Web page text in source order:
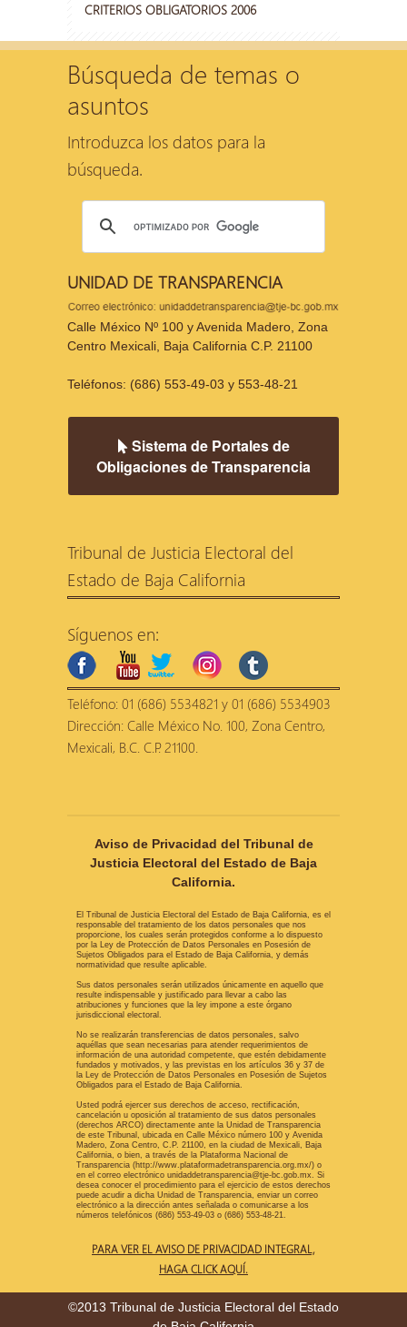
CRITERIOS OBLIGATORIOS 2006
Búsqueda de temas o
asuntos
Introduzca los datos para la
búsqueda.
UNIDAD DE TRANSPARENCIA
Calle México Nº 100 y Avenida Madero, Zona
Centro Mexicali, Baja California C.P. 21100
Teléfonos: (686) 553-49-03 y 553-48-21
Sistema de Portales de
Obligaciones de Transparencia
Tribunal de Justicia Electoral del
Estado de Baja California
Síguenos en:
facebookyoutubetwitter
Teléfono: 01 (686) 5534821 y 01 (686) 5534903
Dirección: Calle México No. 100, Zona Centro,
Mexicali, B.C. C.P. 21100.
Aviso de Privacidad del Tribunal de
Justicia Electoral del Estado de Baja
California.
El Tribunal de Justicia Electoral del Estado de Baja California, es el
responsable del tratamiento de los datos personales que nos
proporcione, los cuales serán protegidos conforme a lo dispuesto
por la Ley de Protección de Datos Personales en Posesión de
Sujetos Obligados para el Estado de Baja California, y demás
normatividad que resulte aplicable.
Sus datos personales serán utilizados únicamente en aquello que
resulte indispensable y justificado para llevar a cabo las
atribuciones y funciones que la ley impone a este órgano
jurisdiccional electoral.
No se realizarán transferencias de datos personales, salvo
aquéllas que sean necesarias para atender requerimientos de
información de una autoridad competente, que estén debidamente
fundados y motivados, y las previstas en los artículos 36 y 37 de
la Ley de Protección de Datos Personales en Posesión de Sujetos
Obligados para el Estado de Baja California.
Usted podrá ejercer sus derechos de acceso, rectificación,
cancelación u oposición al tratamiento de sus datos personales
(derechos ARCO) directamente ante la Unidad de Transparencia
de este Tribunal, ubicada en Calle México número 100 y Avenida
Madero, Zona Centro, C.P. 21100, en la ciudad de Mexicali, Baja
California, o bien, a través de la Plataforma Nacional de
Transparencia (http://www.plataformadetransparencia.org.mx/) o
en el correo electrónico unidaddetransparencia@tje-bc.gob.mx. Si
desea conocer el procedimiento para el ejercicio de estos derechos
puede acudir a dicha Unidad de Transparencia, enviar un correo
electrónico a la dirección antes señalada o comunicarse a los
números telefónicos (686) 553-49-03 o (686) 553-48-21.
PARA VER EL AVISO DE PRIVACIDAD INTEGRAL,
HAGA CLICK AQUÍ.
©2013 Tribunal de Justicia Electoral del Estado